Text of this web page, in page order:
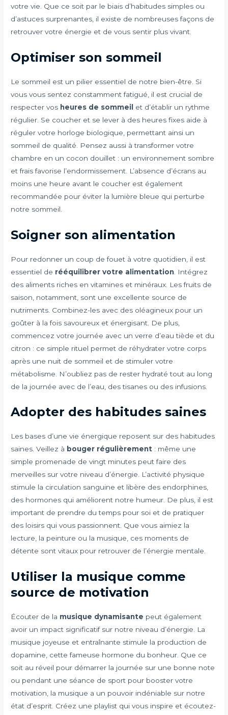
votre vie. Que ce soit par le biais d’habitudes simples ou
d’astuces surprenantes, il existe de nombreuses façons de
retrouver votre énergie et de vous sentir plus vivant.
Optimiser son sommeil
Le sommeil est un pilier essentiel de notre bien-être. Si
vous vous sentez constamment fatigué, il est crucial de
respecter vos heures de sommeil et d’établir un rythme
régulier. Se coucher et se lever à des heures fixes aide à
réguler votre horloge biologique, permettant ainsi un
sommeil de qualité. Pensez aussi à transformer votre
chambre en un cocon douillet : un environnement sombre
et frais favorise l’endormissement. L’absence d’écrans au
moins une heure avant le coucher est également
recommandée pour éviter la lumière bleue qui perturbe
notre sommeil.
Soigner son alimentation
Pour redonner un coup de fouet à votre quotidien, il est
essentiel de rééquilibrer votre alimentation . Intégrez
des aliments riches en vitamines et minéraux. Les fruits de
saison, notamment, sont une excellente source de
nutriments. Combinez-les avec des oléagineux pour un
goûter à la fois savoureux et énergisant. De plus,
commencez votre journée avec un verre d’eau tiède et du
citron : ce simple rituel permet de réhydrater votre corps
après une nuit de sommeil et de stimuler votre
métabolisme. N’oubliez pas de rester hydraté tout au long
de la journée avec de l’eau, des tisanes ou des infusions.
Adopter des habitudes saines
Les bases d’une vie énergique reposent sur des habitudes
saines. Veillez à bouger régulièrement : même une
simple promenade de vingt minutes peut faire des
merveilles sur votre niveau d’énergie. L’activité physique
stimule la circulation sanguine et libère des endorphines,
des hormones qui améliorent notre humeur. De plus, il est
important de prendre du temps pour soi et de pratiquer
des loisirs qui vous passionnent. Que vous aimiez la
lecture, la peinture ou la musique, ces moments de
détente sont vitaux pour retrouver de l’énergie mentale.
Utiliser la musique comme
source de motivation
Écouter de la musique dynamisante peut également
avoir un impact significatif sur notre niveau d’énergie. La
musique joyeuse et entraînante stimule la production de
dopamine, cette fameuse hormone du bonheur. Que ce
soit au réveil pour démarrer la journée sur une bonne note
ou pendant une séance de sport pour booster votre
motivation, la musique a un pouvoir indéniable sur notre
état d’esprit. Créez une playlist qui vous inspire et écoutez-